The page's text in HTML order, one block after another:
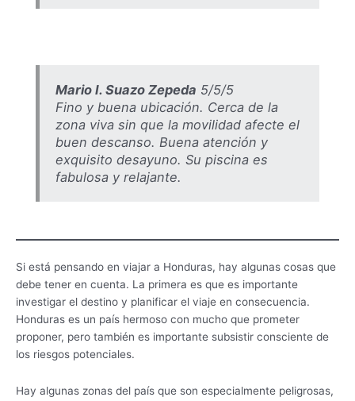
Mario I. Suazo Zepeda 5/5/5
Fino y buena ubicación. Cerca de la
zona viva sin que la movilidad afecte el
buen descanso. Buena atención y
exquisito desayuno. Su piscina es
fabulosa y relajante.
Si está pensando en viajar a Honduras, hay algunas cosas que
debe tener en cuenta. La primera es que es importante
investigar el destino y planificar el viaje en consecuencia.
Honduras es un país hermoso con mucho que prometer
proponer, pero también es importante subsistir consciente de
los riesgos potenciales.
Hay algunas zonas del país que son especialmente peligrosas,